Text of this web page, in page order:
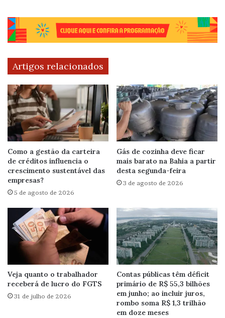
Artigos relacionados
Como a gestão da carteira
de créditos influencia o
crescimento sustentável das
empresas?
5 de agosto de 2026
Gás de cozinha deve ficar
mais barato na Bahia a partir
desta segunda-feira
3 de agosto de 2026
Veja quanto o trabalhador
receberá de lucro do FGTS
31 de julho de 2026
Contas públicas têm déficit
primário de R$ 55,3 bilhões
em junho; ao incluir juros,
rombo soma R$ 1,3 trilhão
em doze meses